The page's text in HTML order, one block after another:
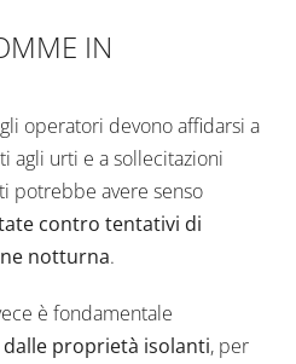
IN
operatori devono affidarsi a
agli urti e a sollecitazioni
potrebbe avere senso
contro tentativi di
notturna.
è fondamentale
proprietà isolanti, per